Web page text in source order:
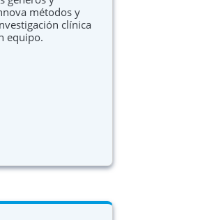
métodos y
clínica
equipo.